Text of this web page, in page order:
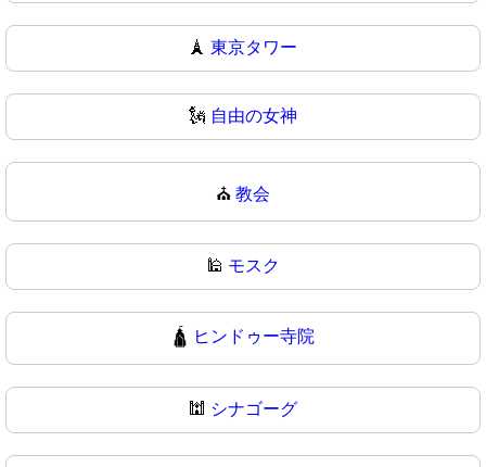
🗼 東京タワー
🗽 自由の女神
⛪ 教会
🕌 モスク
🛕 ヒンドゥー寺院
🕍 シナゴーグ